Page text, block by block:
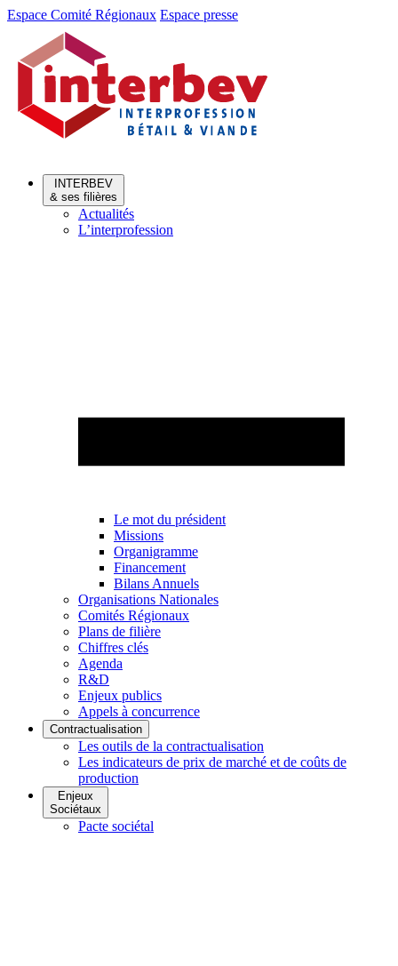
Aller
Aller
contenu
Espace Comité Régionaux Espace presse
INTERBEV
& ses filières
Actualités
L’interprofession
Le mot du président
Missions
Organigramme
Financement
Bilans Annuels
Organisations Nationales
Comités Régionaux
Plans de filière
Chiffres clés
Agenda
R&D
Enjeux publics
Appels à concurrence
Contractualisation
Les outils de la contractualisation
Les indicateurs de prix de marché et de coûts de
production
Enjeux
Sociétaux
Pacte sociétal